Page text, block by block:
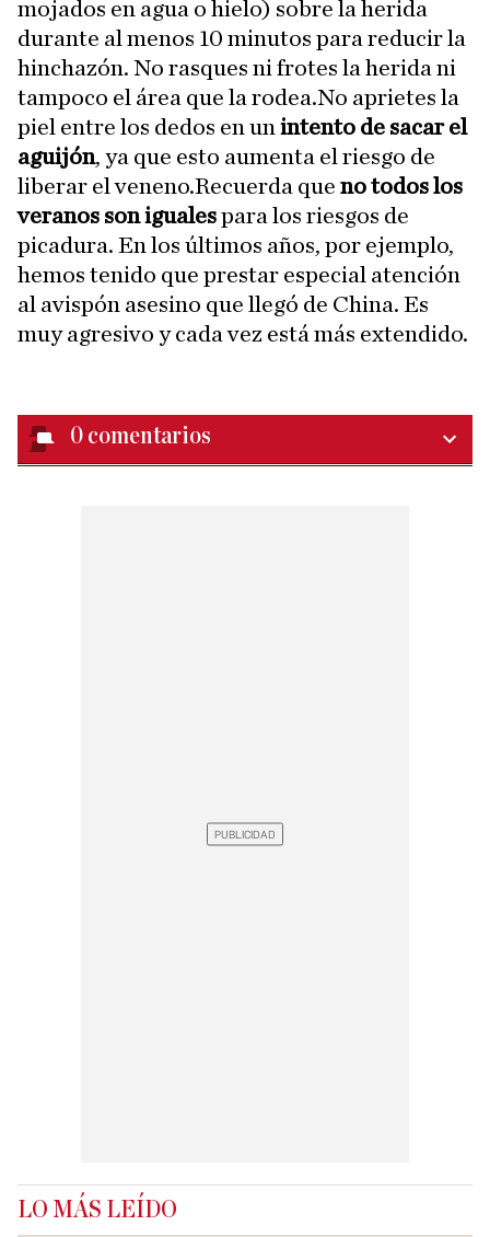
mojados en agua o hielo) sobre la herida
durante al menos 10 minutos para reducir la
hinchazón. No rasques ni frotes la herida ni
tampoco el área que la rodea.No aprietes la
piel entre los dedos en un intento de sacar el
aguijón, ya que esto aumenta el riesgo de
liberar el veneno.Recuerda que no todos los
veranos son igualespara los riesgos de
picadura. En los últimos años, por ejemplo,
hemos tenido que prestar especial atención
al avispón asesino que llegó de China. Es
muy agresivo y cada vez está más extendido.
0 comentarios
LO MÁS LEÍDO